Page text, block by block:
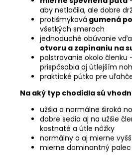
aby netlačila, ale dobre
protišmyková gumená
všetkých smeroch
jednoduché obúvanie
otvoru a zapínaniu na
polstrovanie okolo členku
prispôsobia aj útlejším
praktické pútko pre
Na aký typ chodidla sú
užšia a normálne široká
dobre sedia aj na užšie
kostnaté a útle nôžky
normálny a aj mierne
mierne dominantný palec